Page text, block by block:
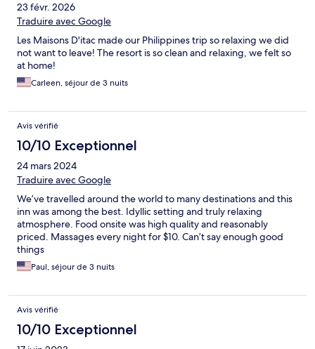
23 févr. 2026
Traduire avec Google
Les Maisons D'itac made our Philippines trip so relaxing we did
not want to leave! The resort is so clean and relaxing, we felt so
at home!
Carleen, séjour de 3 nuits
Avis vérifié
10/10 Exceptionnel
24 mars 2024
Traduire avec Google
We’ve travelled around the world to many destinations and this
inn was among the best. Idyllic setting and truly relaxing
atmosphere. Food onsite was high quality and reasonably
priced. Massages every night for $10. Can’t say enough good
things
Paul, séjour de 3 nuits
Avis vérifié
10/10 Exceptionnel